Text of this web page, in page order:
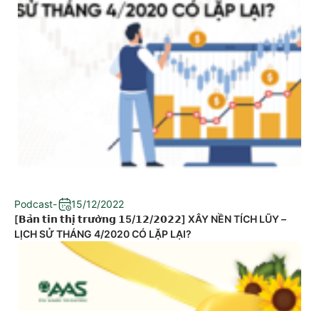
Podcast-
15/12/2022
[𝗕𝗮̉𝗻 𝘁𝗶𝗻 𝘁𝗵𝗶̣ 𝘁𝗿𝘂̛𝗼̛̀𝗻𝗴 𝟭5/𝟭𝟮/𝟮𝟬𝟮𝟮] XÂY NỀN TÍCH LŨY –
LỊCH SỬ THÁNG 4/2020 CÓ LẶP LẠI?